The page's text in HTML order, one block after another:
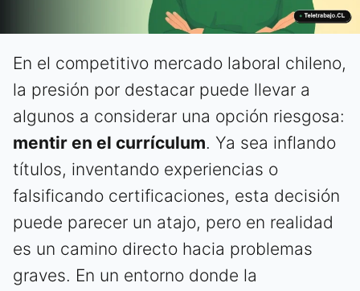
En el competitivo mercado laboral chileno,
la presión por destacar puede llevar a
algunos a considerar una opción riesgosa:
mentir en el currículum. Ya sea inflando
títulos, inventando experiencias o
falsificando certificaciones, esta decisión
puede parecer un atajo, pero en realidad
es un camino directo hacia problemas
graves. En un entorno donde la